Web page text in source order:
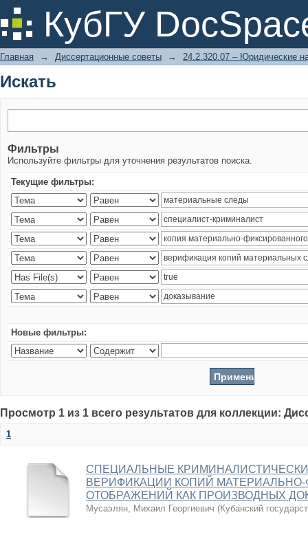
КубГУ
Искать
Главная → Диссертационные советы → 24.2.320.07 – Юридические
Искать
Фильтры
Используйте фильтры для уточнения результатов поиска.
Текущие фильтры:
Новые фильтры:
Просмотр 1 из 1 всего результатов для коллекции:
1
СПЕЦИАЛЬНЫЕ
ВЕРИФИКАЦИИ КОПИЙ
ОТОБРАЖЕНИЙ КАК ПРОИЗВОДНЫХ
Мусаэлян, Михаил Георгиевич (Кубанский